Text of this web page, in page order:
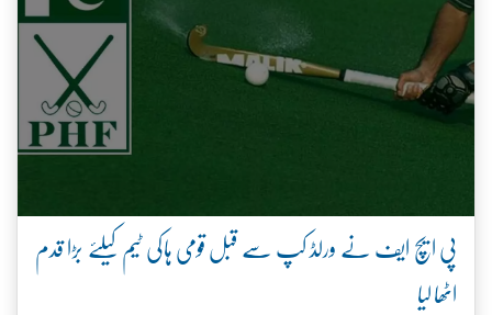
پی ایچ ایف نے ورلڈ کپ سے قبل قومی ہاکی ٹیم کیلئے بڑا قدم
اٹھا لیا